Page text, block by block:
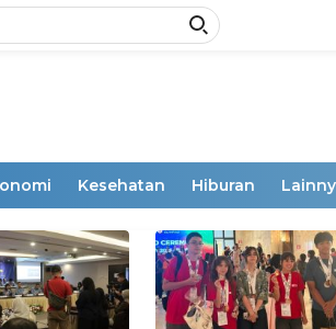
Kesehatan Hiburan